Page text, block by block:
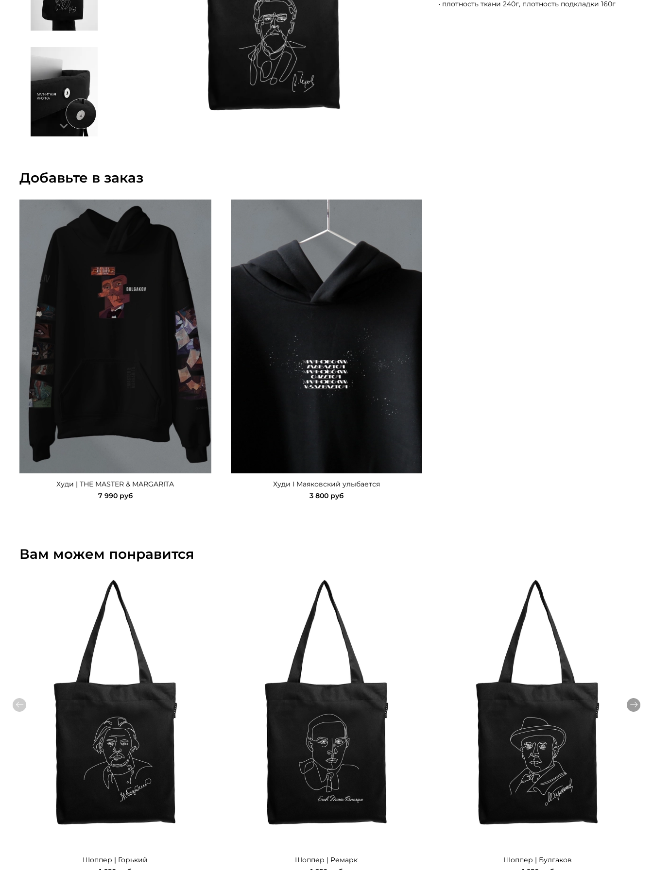
• плотность ткани 240г, плотность подкладки 160г
Добавьте в заказ
Худи | THE MASTER & MARGARITA
7 990 руб
Худи I Маяковский улыбается
3 800 руб
Вам можем понравится
Шоппер | Горький
Шоппер | Ремарк
Шоппер | Булгаков